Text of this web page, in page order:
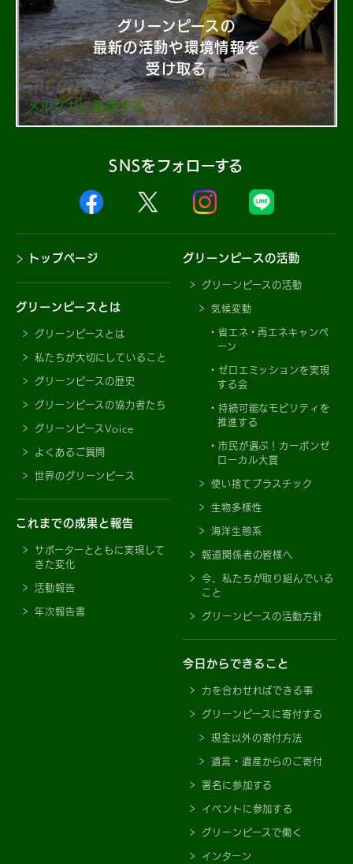
グリーンピースの
最新の活動や環境情報を
受け取る
メルマガに登録する
SNSをフォローする
トップページ
グリーンピースとは
グリーンピースとは
私たちが大切にしていること
グリーンピースの歴史
グリーンピースの協力者たち
グリーンピースVoice
よくあるご質問
世界のグリーンピース
これまでの成果と報告
サポーターとともに実現して
きた変化
活動報告
年次報告書
グリーンピースの活動
グリーンピースの活動
気候変動
省エネ・再エネキャンペ
ーン
ゼロエミッションを実現
する会
持続可能なモビリティを
推進する
市民が選ぶ！カーボンゼ
ローカル大賞
使い捨てプラスチック
生物多様性
海洋生態系
報道関係者の皆様へ
今、私たちが取り組んでいる
こと
グリーンピースの活動方針
今日からできること
力を合わせればできる事
グリーンピースに寄付する
現金以外の寄付方法
遺言・遺産からのご寄付
署名に参加する
イベントに参加する
グリーンピースで働く
インターン